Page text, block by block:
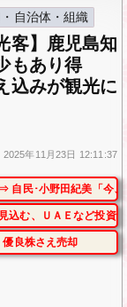
・自治体・組織
客】鹿児島知
もあり得
込みが観光に
2025年11月23日 12:11:37
自民･小野田紀美「今
込む、ＵＡＥなど投資
良株さえ売却